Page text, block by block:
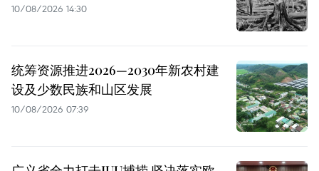
10/08/2026 14:30
统筹资源推进2026—2030年新农村建
设及少数民族和山区发展
10/08/2026 07:39